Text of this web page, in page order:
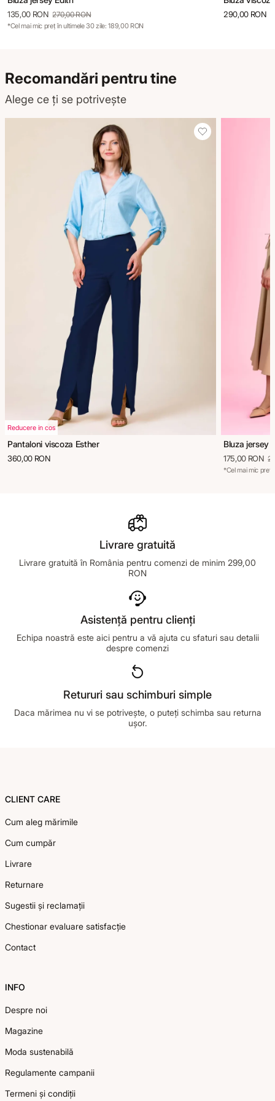
135,00 RON 270,00 RON
*Cel mai mic preț în ultimele 30 zile: 189,00 RON
290,00 RON
Recomandări pentru tine
Alege ce ți se potrivește
Reducere in cos
Pantaloni viscoza Esther
360,00 RON
Bluza jersey
175,00 RON
*Cel mai mic preț
Livrare gratuită
Livrare gratuită în România pentru comenzi de minim 299,00
RON
Asistență pentru clienți
Echipa noastră este aici pentru a vă ajuta cu sfaturi sau detalii
despre comenzi
Retururi sau schimburi simple
Daca mărimea nu vi se potrivește, o puteți schimba sau returna
ușor.
CLIENT CARE
Cum aleg mărimile
Cum cumpăr
Livrare
Returnare
Sugestii și reclamații
Chestionar evaluare satisfacție
Contact
INFO
Despre noi
Magazine
Moda sustenabilă
Regulamente campanii
Termeni și condiții